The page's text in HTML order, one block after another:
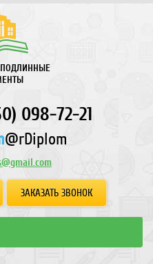
098-72-21
@rDiplom
ЗАКАЗАТЬ ЗВОНОК